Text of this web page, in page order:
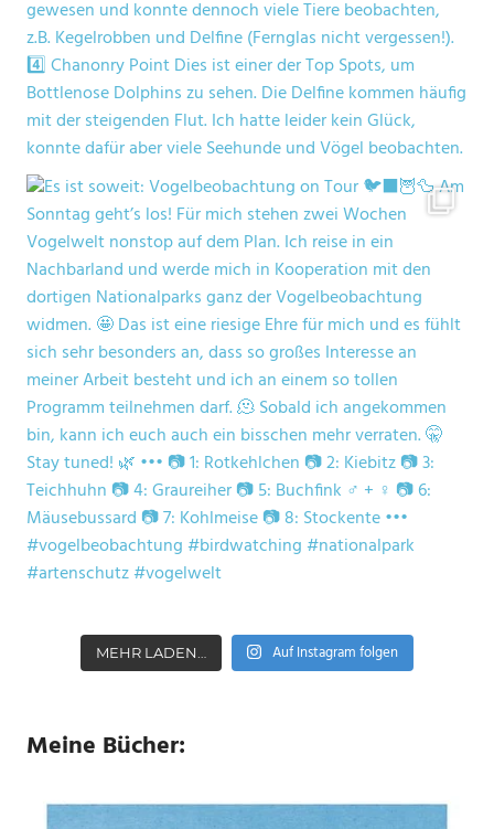
MEHR LADEN… Auf Instagram folgen
Meine Bücher: